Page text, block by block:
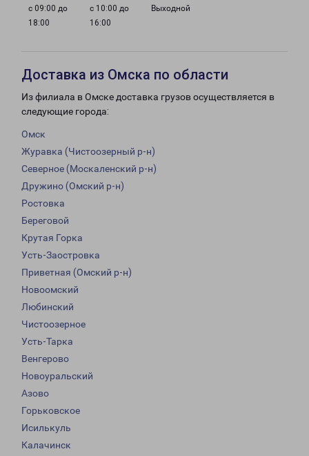
с 09:00 до
18:00
с 10:00 до
16:00
Выходной
Доставка из Омска по области
Из филиала в Омске доставка грузов осуществляется в
следующие города:
Омск
Журавка (Чистоозерный р-н)
Северное (Москаленский р-н)
Дружино (Омский р-н)
Ростовка
Береговой
Крутая Горка
Усть-Заостровка
Приветная (Омский р-н)
Новоомский
Любинский
Чистоозерное
Усть-Тарка
Венгерово
Новоуральский
Азово
Горьковское
Исилькуль
Калачинск